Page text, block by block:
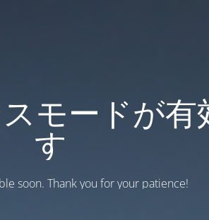
モードが有
す
soon. Thank you for your patience!